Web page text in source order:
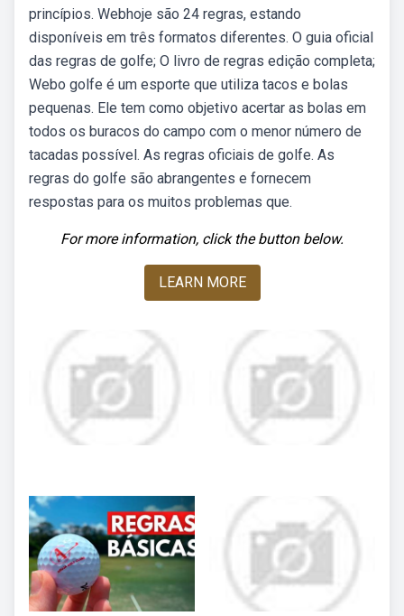
princípios. Webhoje são 24 regras, estando
disponíveis em três formatos diferentes. O guia oficial
das regras de golfe; O livro de regras edição completa;
Webo golfe é um esporte que utiliza tacos e bolas
pequenas. Ele tem como objetivo acertar as bolas em
todos os buracos do campo com o menor número de
tacadas possível. As regras oficiais de golfe. As
regras do golfe são abrangentes e fornecem
respostas para os muitos problemas que.
For more information, click the button below.
LEARN MORE